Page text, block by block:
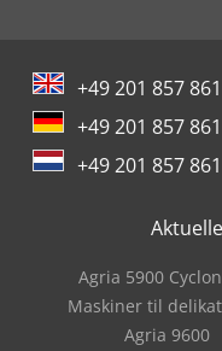
+49 201 857
+49 201 857
+49 201 857
Agria 5900
Maskiner til
Agria 9600